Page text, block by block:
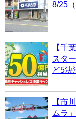
8/25
【千
スタ
ど5決
【市
ムラ